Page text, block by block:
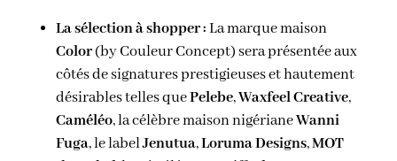
La sélection à shopper :La marque maison
Color(by Couleur Concept) sera présentée aux
côtés de signatures prestigieuses et hautement
désirables telles quePelebe,Waxfeel Creative,
Caméléo, la célèbre maison nigérianeWanni
Fuga, le labelJenutua,Loruma Designs,MOT